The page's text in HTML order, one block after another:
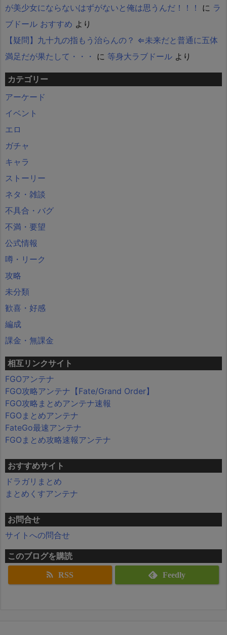
が美少女にならないはずがないと俺は思うんだ！！！
に ラ
ブドール おすすめ より
【疑問】九十九の指もう治らんの？ ⇐未来だと普通に五体
満足だが果たして・・・ に 等身大ラブドール より
カテゴリー
アーケード
イベント
エロ
ガチャ
キャラ
ストーリー
ネタ・雑談
不具合・バグ
不満・要望
公式情報
噂・リーク
攻略
未分類
歓喜・好感
編成
課金・無課金
相互リンクサイト
FGOアンテナ
FGO攻略アンテナ【Fate/Grand Order】
FGO攻略まとめアンテナ速報
FGOまとめアンテナ
FateGo最速アンテナ
FGOまとめ攻略速報アンテナ
おすすめサイト
ドラガリまとめ
まとめくすアンテナ
お問合せ
サイトへの問合せ
このブログを購読
RSS Feedly